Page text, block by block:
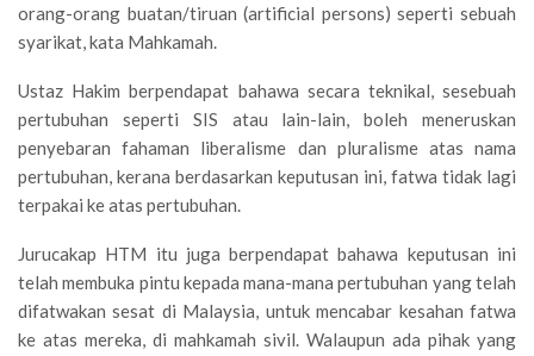
orang-orang buatan/tiruan (artificial persons) seperti sebuah
syarikat, kata Mahkamah.
Ustaz Hakim berpendapat bahawa secara teknikal, sesebuah
pertubuhan seperti SIS atau lain-lain, boleh meneruskan
penyebaran fahaman liberalisme dan pluralisme atas nama
pertubuhan, kerana berdasarkan keputusan ini, fatwa tidak lagi
terpakai ke atas pertubuhan.
Jurucakap HTM itu juga berpendapat bahawa keputusan ini
telah membuka pintu kepada mana-mana pertubuhan yang telah
difatwakan sesat di Malaysia, untuk mencabar kesahan fatwa
ke atas mereka, di mahkamah sivil. Walaupun ada pihak yang